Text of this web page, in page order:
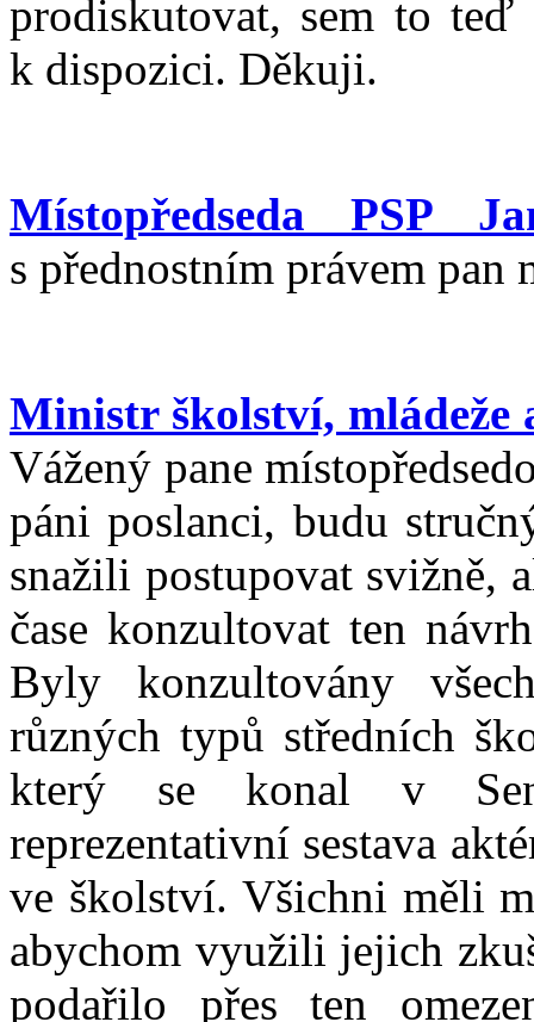
prodiskutovat, sem to
k dispozici. Děkuji.
Místopředseda PSP
s přednostním právem pan
Ministr školství, mládeže
Vážený pane
páni poslanci, budu
snažili postupovat svižně,
čase konzultovat ten
Byly konzultovány
různých typů středních
který se konal v
reprezentativní sestava
ve školství. Všichni měli
abychom využili jejich
podařilo přes ten